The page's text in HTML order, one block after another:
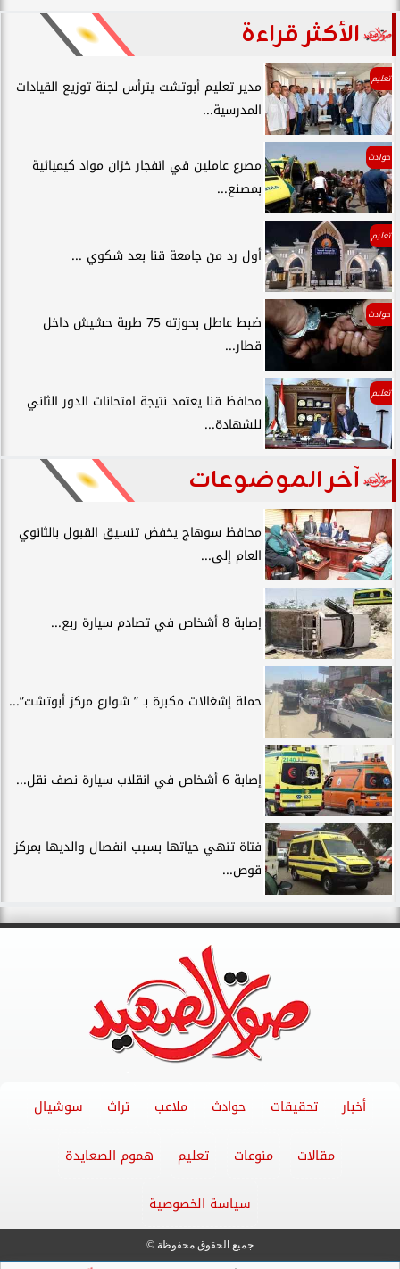
الأكثر قراءة
تعليم
مدير تعليم أبوتشت يترأس لجنة توزيع القيادات
المدرسية...
حوادث
مصرع عاملين في انفجار خزان مواد كيميائية
بمصنع...
تعليم
أول رد من جامعة قنا بعد شكوي ...
حوادث
ضبط عاطل بحوزته 75 طربة حشيش داخل
قطار...
تعليم
محافظ قنا يعتمد نتيجة امتحانات الدور الثاني
للشهادة...
آخر الموضوعات
محافظ سوهاج يخفض تنسيق القبول بالثانوي
العام إلى...
إصابة 8 أشخاص في تصادم سيارة ربع...
حملة إشغالات مكبرة بـ ” شوارع مركز أبوتشت”...
إصابة 6 أشخاص في انقلاب سيارة نصف نقل...
فتاة تنهي حياتها بسبب انفصال والديها بمركز
قوص...
أخبار تحقيقات حوادث ملاعب تراث سوشيال
مقالات منوعات تعليم هموم الصعايدة
سياسة الخصوصية
جميع الحقوق محفوظة ©